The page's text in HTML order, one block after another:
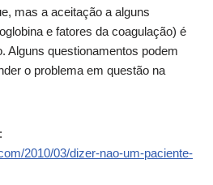
mas a aceitação a alguns
e fatores da coagulação) é
Alguns questionamentos podem
o problema em questão na
2010/03/dizer-nao-um-paciente-